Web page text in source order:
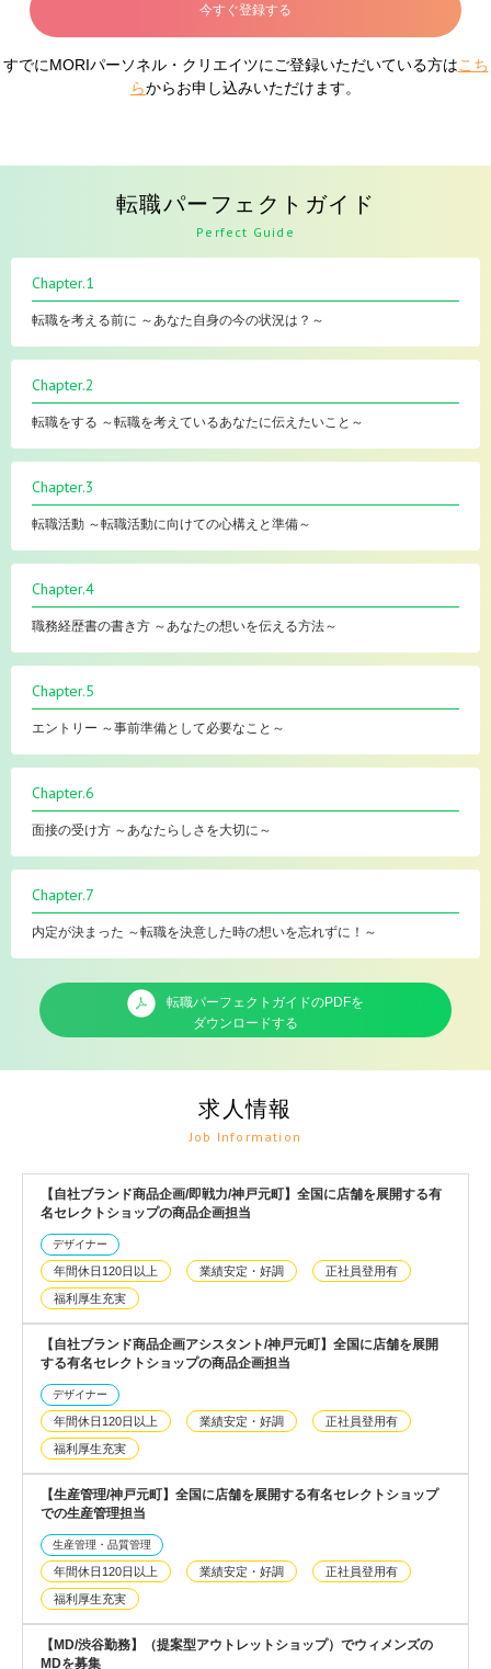
今すぐ登録する
すでにMORIパーソネル・クリエイツにご登録いただいている方はこち
らからお申し込みいただけます。
転職パーフェクトガイド
Perfect Guide
Chapter.1
転職を考える前に ～あなた自身の今の状況は？～
Chapter.2
転職をする ～転職を考えているあなたに伝えたいこと～
Chapter.3
転職活動 ～転職活動に向けての心構えと準備～
Chapter.4
職務経歴書の書き方 ～あなたの想いを伝える方法～
Chapter.5
エントリー ～事前準備として必要なこと～
Chapter.6
面接の受け方 ～あなたらしさを大切に～
Chapter.7
内定が決まった ～転職を決意した時の想いを忘れずに！～
転職パーフェクトガイドのPDFを
ダウンロードする
求人情報
Job Information
【自社ブランド商品企画/即戦力/神戸元町】全国に店舗を展開する有
名セレクトショップの商品企画担当
デザイナー
年間休日120日以上 業績安定・好調 正社員登用有
福利厚生充実
【自社ブランド商品企画アシスタント/神戸元町】全国に店舗を展開
する有名セレクトショップの商品企画担当
デザイナー
年間休日120日以上 業績安定・好調 正社員登用有
福利厚生充実
【生産管理/神戸元町】全国に店舗を展開する有名セレクトショップ
での生産管理担当
生産管理・品質管理
年間休日120日以上 業績安定・好調 正社員登用有
福利厚生充実
【MD/渋谷勤務】（提案型アウトレットショップ）でウィメンズの
MDを募集